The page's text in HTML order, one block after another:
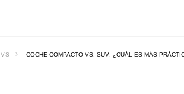
VS COCHE COMPACTO VS. SUV: ¿CUÁL ES MÁS